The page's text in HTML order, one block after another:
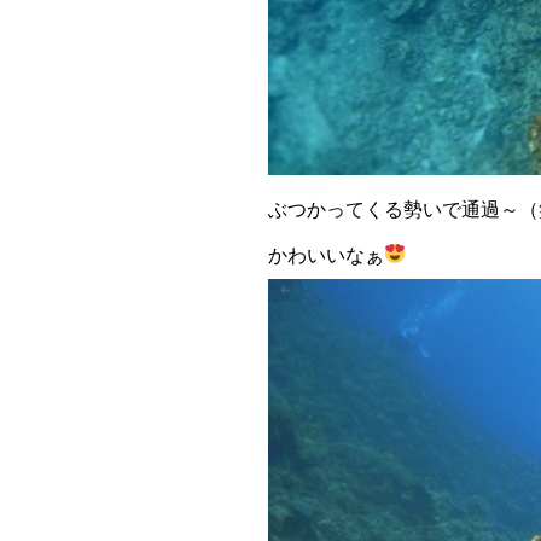
ぶつかってくる勢いで通過～
かわいいなぁ